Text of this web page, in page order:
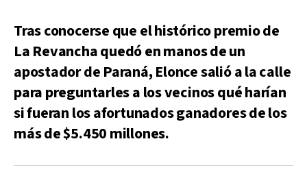
Tras conocerse que el histórico premio de
La Revancha quedó en manos de un
apostador de Paraná, Elonce salió a la calle
para preguntarles a los vecinos qué harían
si fueran los afortunados ganadores de los
más de $5.450 millones.